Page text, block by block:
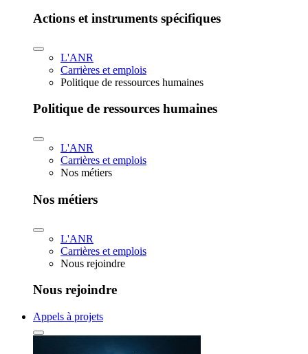
Actions et instruments spécifiques
L'ANR
Carrières et emplois
Politique de ressources humaines
Politique de ressources humaines
L'ANR
Carrières et emplois
Nos métiers
Nos métiers
L'ANR
Carrières et emplois
Nous rejoindre
Nous rejoindre
Appels à projets